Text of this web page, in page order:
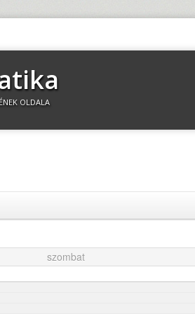
OLDALA
szombat